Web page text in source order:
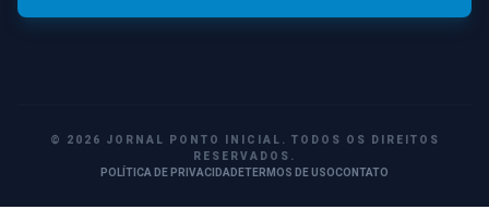
© 2026 JORNAL PONTO INICIAL. TODOS OS DIREITOS
RESERVADOS.
POLÍTICA DE PRIVACIDADETERMOS DE USOCONTATO